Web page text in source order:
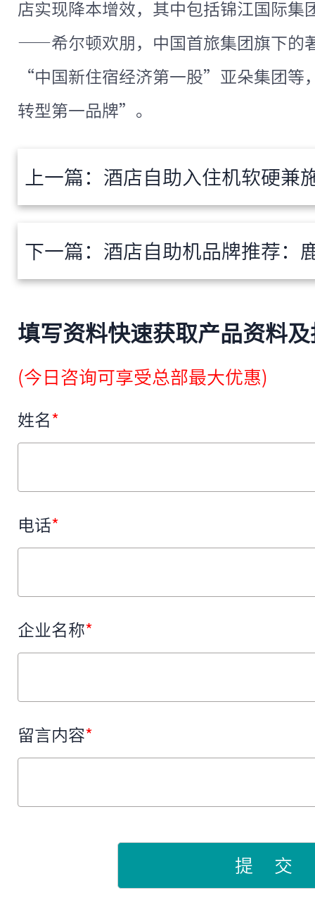
店实现降本增效，其中包括锦江国际集
——希尔顿欢朋，中国首旅集团旗下的
“中国新住宿经济第一股”亚朵集团等
转型第一品牌”。
上一篇： 酒店自助入住机软硬兼施
下一篇： 酒店自助机品牌推荐：鹿马多方
填写资料快速获取产品资料
(今日咨询可享受总部最大优惠)
姓名*
电话*
企业名称*
留言内容*
提 交